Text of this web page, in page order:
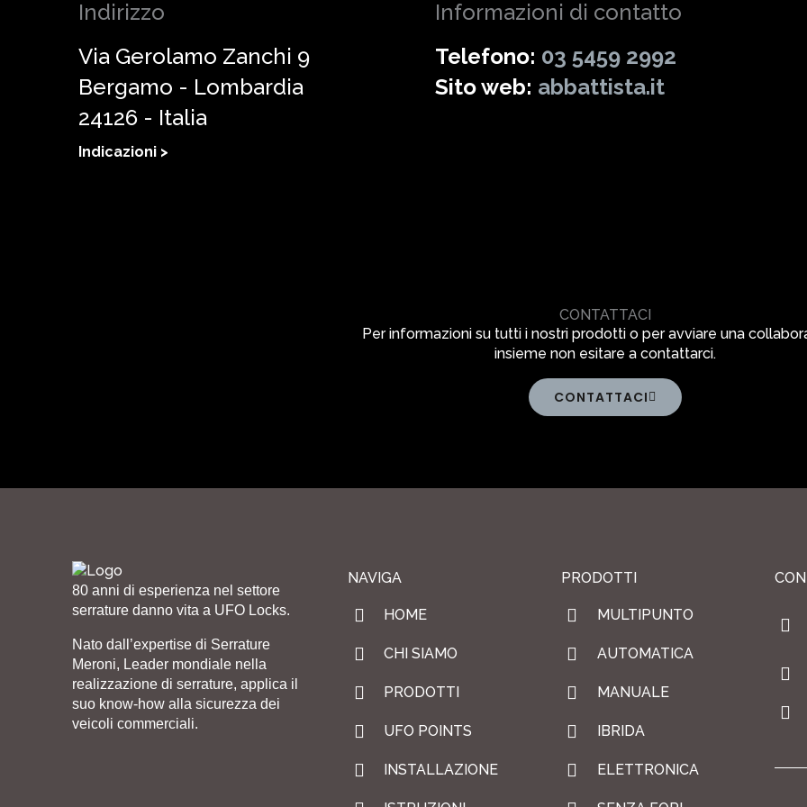
Indirizzo
Via Gerolamo Zanchi 9
Bergamo - Lombardia
24126 - Italia
Indicazioni >
Informazioni di contatto
Telefono: 03 5459 2992
Sito web: abbattista.it
CONTATTACI
Per informazioni su tutti i nostri prodotti o per avviare una
insieme non esitare a contattarci.
CONTATTACI
80 anni di esperienza nel settore
serrature danno vita a UFO Locks.
Nato dall’expertise di Serrature
Meroni, Leader mondiale nella
realizzazione di serrature, applica il
suo know-how alla sicurezza dei
veicoli commerciali.
NAVIGA
HOME
CHI SIAMO
PRODOTTI
UFO POINTS
INSTALLAZIONE
PRODOTTI
MULTIPUNTO
AUTOMATICA
MANUALE
IBRIDA
ELETTRONICA